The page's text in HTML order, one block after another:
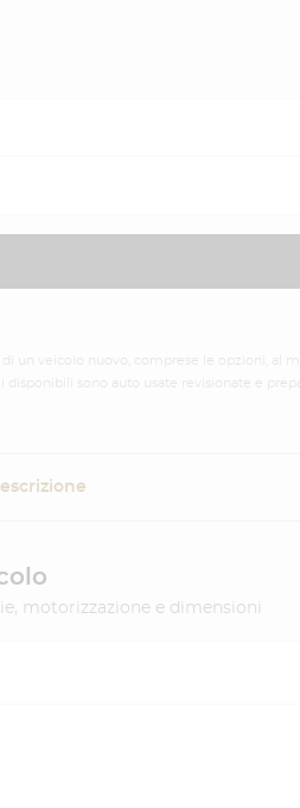
di un veicolo nuovo, comprese le opzioni,
sono auto usate revisionate e
motorizzazione e dimensioni